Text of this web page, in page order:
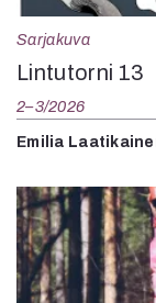
Sarjakuva
Lintutorni 13
2–3/2026
Emilia